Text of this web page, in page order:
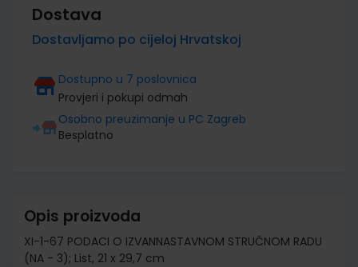
Dostava
Dostavljamo po cijeloj Hrvatskoj
Dostupno u 7 poslovnica
Provjeri i pokupi odmah
Osobno preuzimanje u PC Zagreb
Besplatno
Opis proizvoda
XI-1-67 PODACI O IZVANNASTAVNOM STRUČNOM RADU
(NA - 3); List, 21 x 29,7 cm